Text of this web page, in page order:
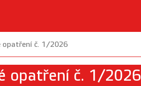
opatření č. 1/2026
opatření č. 1/2026